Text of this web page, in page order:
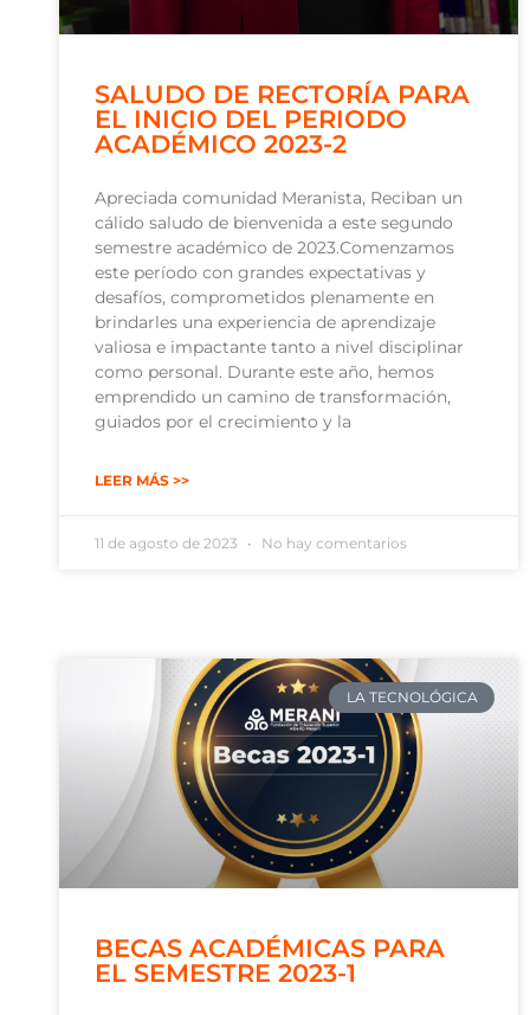
SALUDO DE RECTORÍA PARA
EL INICIO DEL PERIODO
ACADÉMICO 2023-2
Apreciada comunidad Meranista, Reciban un
cálido saludo de bienvenida a este segundo
semestre académico de 2023.Comenzamos
este período con grandes expectativas y
desafíos, comprometidos plenamente en
brindarles una experiencia de aprendizaje
valiosa e impactante tanto a nivel disciplinar
como personal. Durante este año, hemos
emprendido un camino de transformación,
guiados por el crecimiento y la
LEER MÁS >>
11 de agosto de 2023 No hay comentarios
LA TECNOLÓGICA
BECAS ACADÉMICAS PARA
EL SEMESTRE 2023-1